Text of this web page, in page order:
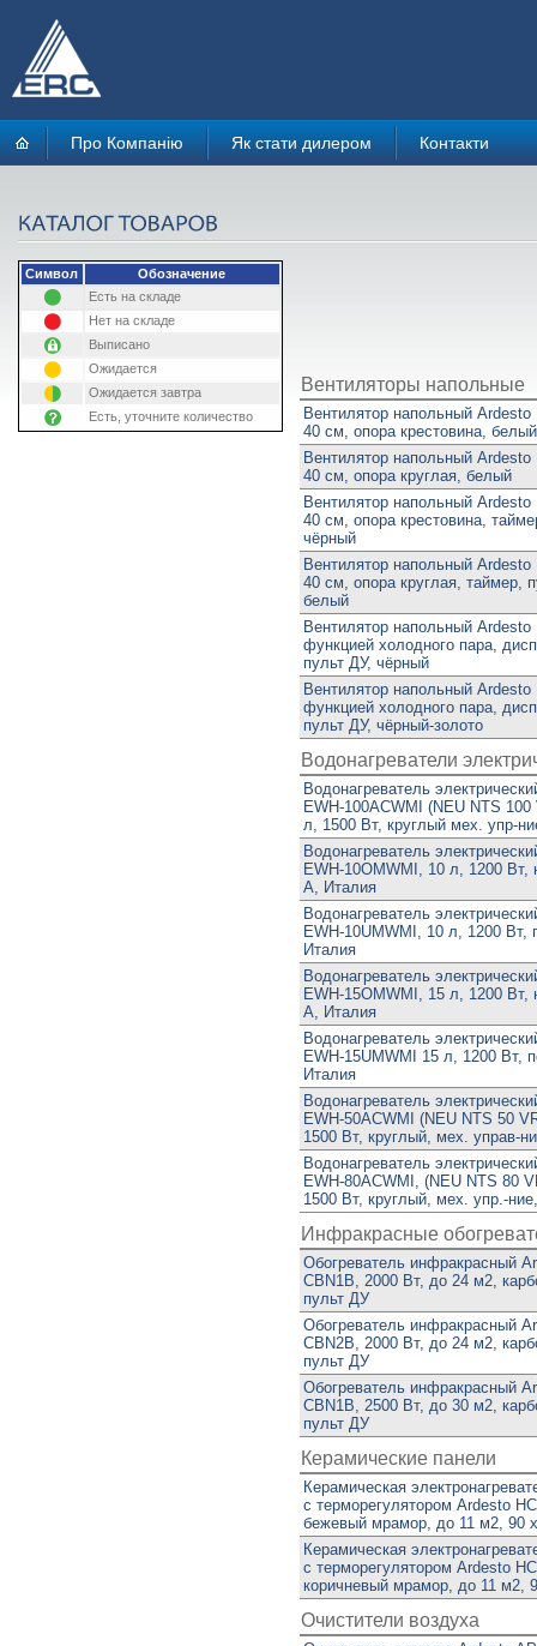
Про Компанію Як стати дилером Контакти
Символ
Обозначение
Есть на складе
Нет на складе
Выписано
Ожидается
Ожидается завтра
Есть, уточните количество
Вентиляторы напольные
Вентилятор напольный Ardesto
40 см, опора крестовина, белый
Вентилятор напольный Ardesto
40 см, опора круглая, белый
Вентилятор напольный Ardesto
40 см, опора крестовина,
чёрный
Вентилятор напольный Ardesto
40 см, опора круглая, таймер,
белый
Вентилятор напольный Ardesto
функцией холодного пара,
пульт ДУ, чёрный
Вентилятор напольный Ardesto
функцией холодного пара,
пульт ДУ, чёрный-золото
Водонагреватели
Водонагреватель
EWH-100ACWMI (NEU NTS
л, 1500 Вт, круглый мех. упр-
Водонагреватель
EWH-10OMWMI, 10 л, 1200 Вт,
А, Италия
Водонагреватель
EWH-10UMWMI, 10 л, 1200 Вт,
Италия
Водонагреватель
EWH-15OMWMI, 15 л, 1200 Вт,
A, Италия
Водонагреватель
EWH-15UMWMI 15 л, 1200 Вт,
Италия
Водонагреватель
EWH-50ACWMI (NEU NTS 50
1500 Вт, круглый, мех. управ-
Водонагреватель
EWH-80ACWMI, (NEU NTS 80
1500 Вт, круглый, мех. упр.-
Инфракрасные
Обогреватель инфракрасный
CBN1B, 2000 Вт, до 24 м2,
пульт ДУ
Обогреватель инфракрасный
CBN2B, 2000 Вт, до 24 м2,
пульт ДУ
Обогреватель инфракрасный
CBN1B, 2500 Вт, до 30 м2,
пульт ДУ
Керамические панели
Керамическая
с терморегулятором Ardesto
бежевый мрамор, до 11 м2, 90
Керамическая
с терморегулятором Ardesto
коричневый мрамор, до 11 м2,
Очистители воздуха